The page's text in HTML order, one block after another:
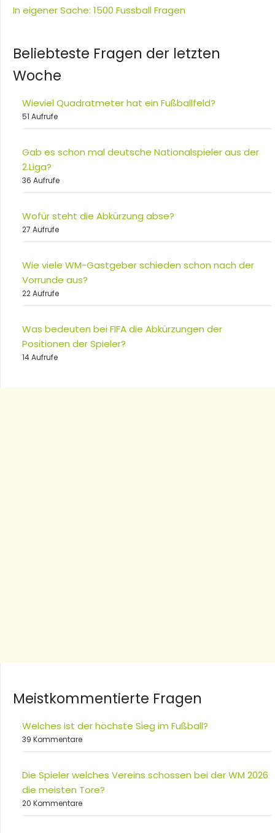
In eigener Sache: 1500 Fussball Fragen
Beliebteste Fragen der letzten
Woche
Wieviel Quadratmeter hat ein Fußballfeld?
51 Aufrufe
Gab es schon mal deutsche Nationalspieler aus der
2.Liga?
36 Aufrufe
Wofür steht die Abkürzung abse?
27 Aufrufe
Wie viele WM-Gastgeber schieden schon nach der
Vorrunde aus?
22 Aufrufe
Was bedeuten bei FIFA die Abkürzungen der
Positionen der Spieler?
14 Aufrufe
Meistkommentierte Fragen
Welches ist der höchste Sieg im Fußball?
39 Kommentare
Die Spieler welches Vereins schossen bei der WM 2026
die meisten Tore?
20 Kommentare